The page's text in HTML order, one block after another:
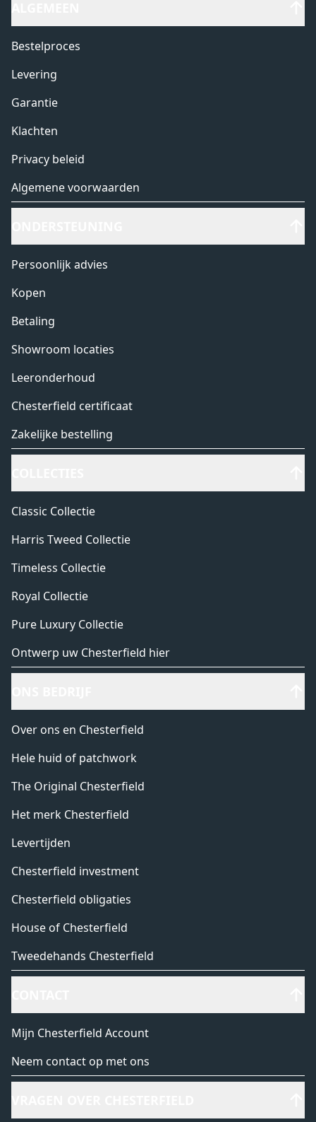
Bestelproces
Levering
Garantie
Klachten
Privacy beleid
Algemene voorwaarden
Persoonlijk advies
Kopen
Betaling
Showroom locaties
Leeronderhoud
Chesterfield certificaat
Zakelijke bestelling
Classic Collectie
Harris Tweed Collectie
Timeless Collectie
Royal Collectie
Pure Luxury Collectie
Ontwerp uw Chesterfield hier
Over ons en Chesterfield
Hele huid of patchwork
The Original Chesterfield
Het merk Chesterfield
Levertijden
Chesterfield investment
Chesterfield obligaties
House of Chesterfield
Tweedehands Chesterfield
Mijn Chesterfield Account
Neem contact op met ons